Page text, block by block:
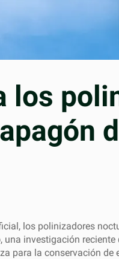
los
los polinizadores
investigación
para la conservación